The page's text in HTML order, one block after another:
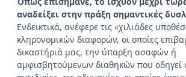
αναδείξει στην πράξη σημαντικές
Ενδεικτικά, ανέφερε τις «χιλιάδες
κληρονομικών διαφορών, οι οποίες
δικαστήριά μας, την ύπαρξη ασαφών ή
αμφισβητούμενων διαθηκών που οδηγεί